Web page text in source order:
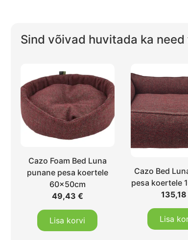
Sind võivad huvitada ka
Cazo Foam Bed Luna
punane pesa koertele
60x50cm
49,43 €
Lisa korvi
Cazo Bed
pesa koertele
Lisa